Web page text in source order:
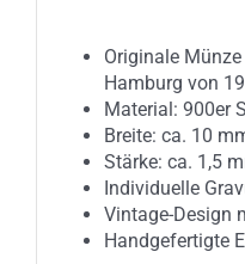
Originale
Hamburg von
Material: 900er
Breite: ca. 10
Stärke: ca. 1,5
Individuelle
Vintage-Design
Handgefertigte